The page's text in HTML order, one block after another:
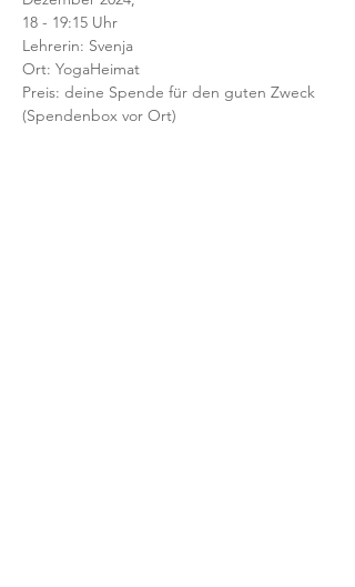
18 - 19:15 Uhr
Lehrerin: Svenja
Ort: YogaHeimat
Preis: deine Spende für den guten Zweck
(Spendenbox vor Ort)